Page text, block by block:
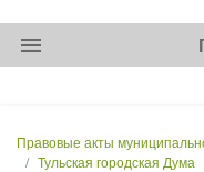
menu
Правовые акты
Тульская городская Дума